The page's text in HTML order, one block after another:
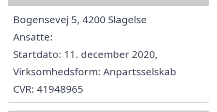
Bogensevej 5, 4200 Slagelse
Ansatte:
Startdato: 11. december 2020,
Virksomhedsform: Anpartsselskab
CVR: 41948965